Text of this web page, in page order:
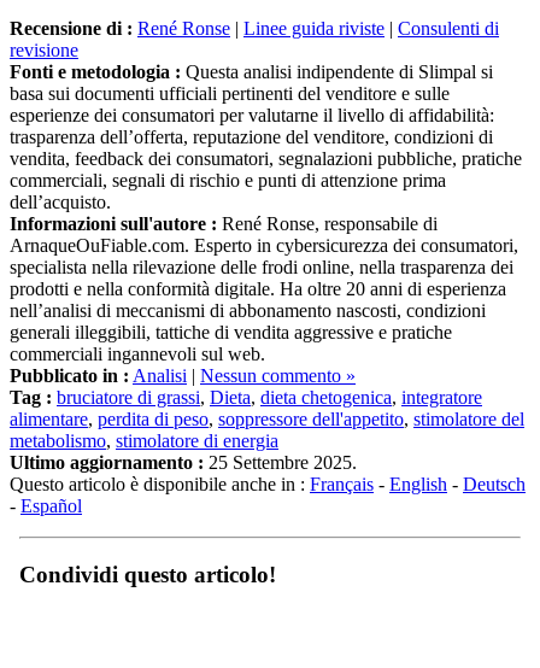
Recensione di : René Ronse | Linee guida riviste | Consulenti di
revisione
Fonti e metodologia : Questa analisi indipendente di Slimpal si
basa sui documenti ufficiali pertinenti del venditore e sulle
esperienze dei consumatori per valutarne il livello di affidabilità:
trasparenza dell’offerta, reputazione del venditore, condizioni di
vendita, feedback dei consumatori, segnalazioni pubbliche, pratiche
commerciali, segnali di rischio e punti di attenzione prima
dell’acquisto.
Informazioni sull'autore : René Ronse, responsabile di
ArnaqueOuFiable.com. Esperto in cybersicurezza dei consumatori,
specialista nella rilevazione delle frodi online, nella trasparenza dei
prodotti e nella conformità digitale. Ha oltre 20 anni di esperienza
nell’analisi di meccanismi di abbonamento nascosti, condizioni
generali illeggibili, tattiche di vendita aggressive e pratiche
commerciali ingannevoli sul web.
Pubblicato in : Analisi | Nessun commento »
Tag : bruciatore di grassi, Dieta, dieta chetogenica, integratore
alimentare, perdita di peso, soppressore dell'appetito, stimolatore del
metabolismo, stimolatore di energia
Ultimo aggiornamento : 25 Settembre 2025.
Questo articolo è disponibile anche in : Français - English - Deutsch
- Español
Condividi questo articolo!